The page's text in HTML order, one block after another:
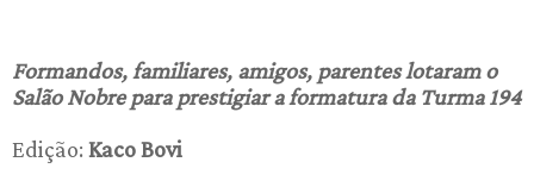
Formandos, familiares, amigos, parentes lotaram o
Salão Nobre para prestigiar a formatura da Turma 194
Edição: Kaco Bovi